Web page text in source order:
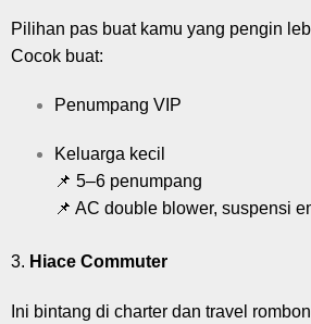
Pilihan pas buat kamu yang pengin
Cocok buat:
Penumpang VIP
Keluarga kecil
📌 5–6 penumpang
📌 AC double blower, suspensi
3. Hiace Commuter
Ini bintang di charter dan travel